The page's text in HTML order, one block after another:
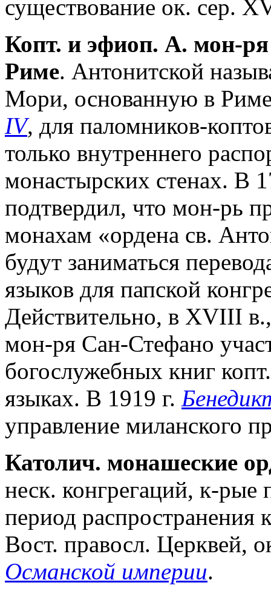
существование ок. сер.
Копт. и эфиоп. А. мон-
Риме. Антонитской
Мори, основанную в
IV, для паломников-
только внутреннего
монастырских стенах. В
подтвердил, что мон-рь
монахам «ордена св.
будут заниматься
языков для папской
Действительно, в XVIII
мон-ря Сан-Стефано
богослужебных книг
языках. В 1919 г.
управление миланского
Католич. монашеские
неск. конгрегаций, к-
период распространения
Вост. правосл. Церквей,
Османской империи.